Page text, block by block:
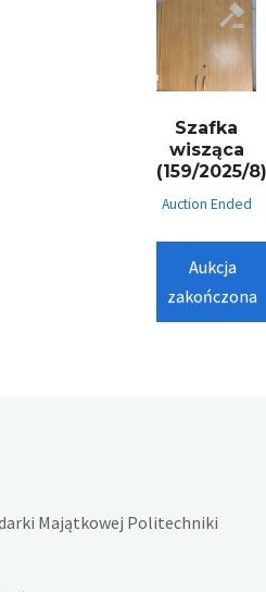
Szafka
wisząca
(159/2025/
Auction Ended
Aukcja
zakończona
Majątkowej Politechniki